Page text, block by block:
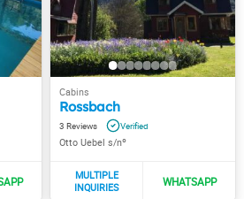
Rossbach
3
Otto Uebel s/nº